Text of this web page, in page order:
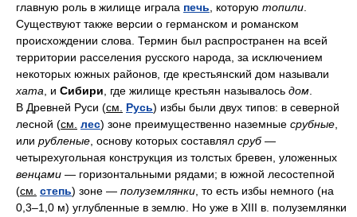
главную роль в жилище играла печь , которую топили
Существуют также версии о германском и романском
происхождении слова. Термин был распространен на всей
территории расселения русского народа, за исключением
некоторых южных районов, где крестьянский дом называли
хата , и Сибири , где жилище крестьян называлось дом
В Древней Руси (см. Русь) избы были двух типов: в северной
лесной (см. лес) зоне преимущественно наземные срубные
или рубленые , основу которых составлял сруб—
четырехугольная конструкция из толстых бревен, уложенных
венцами — горизонтальными рядами; в южной лесостепной
(см. степь) зоне — полуземлянки , то есть избы немного (на
0,3–1,0 м) углубленные в землю. Но уже в XIII в. полуземлянки